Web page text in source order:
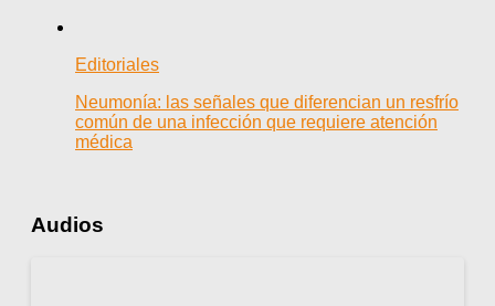
Editoriales
Neumonía: las señales que diferencian un resfrío
común de una infección que requiere atención
médica
Audios